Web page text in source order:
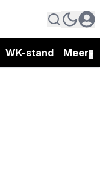
WK-stand Meer